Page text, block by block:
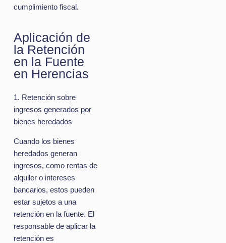
cumplimiento fiscal.
Aplicación de
la Retención
en la Fuente
en Herencias
1. Retención sobre
ingresos generados por
bienes heredados
Cuando los bienes
heredados generan
ingresos, como rentas de
alquiler o intereses
bancarios, estos pueden
estar sujetos a una
retención en la fuente. El
responsable de aplicar la
retención es